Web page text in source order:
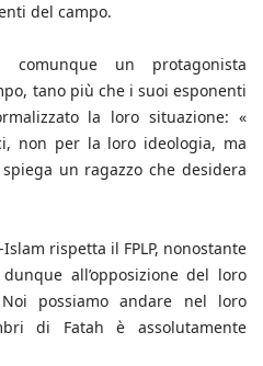
del campo.
un protagonista
tano più che i suoi esponenti
la loro situazione: «
non per la loro ideologia, ma
un ragazzo che desidera
rispetta il FPLP, nonostante
all’opposizione del loro
possiamo andare nel loro
di Fatah è assolutamente